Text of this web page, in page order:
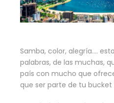
Samba, color, alegría….
palabras, de las muchas,
país con mucho que
que ser parte de tu bucket